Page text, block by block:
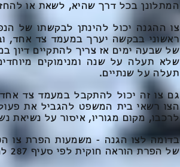
המתלונן בכל דרך שהיא, לשאת או
צו ההגנה יכול להינתן לבקשתו של
ראשוני בבקשה יערך במעמד צד אחד,
של שבעה ימים אז צריך להתקיים דיון
שלא תעלה על שנה ומנימוקים
תעלה על שנתיים.
הצו רשאי בית המשפט להגביל את
לרכבו, מקום מגוריו, איסור על נשיאת
בדומה לצו הגנה - משמעות הפרת צו
של הפרת הוראה חוקית לפי סעיף 287 לחוק העונשין.